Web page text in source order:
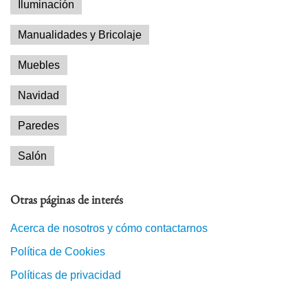
Iluminación
Manualidades y Bricolaje
Muebles
Navidad
Paredes
Salón
Otras páginas de interés
Acerca de nosotros y cómo contactarnos
Política de Cookies
Políticas de privacidad